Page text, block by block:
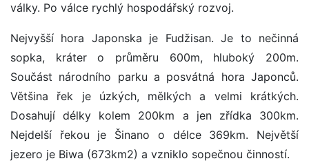
války. Po válce rychlý hospodářský rozvoj.
Nejvyšší hora Japonska je Fudžisan. Je to nečinná
sopka, kráter o průměru 600m, hluboký 200m.
Součást národního parku a posvátná hora Japonců.
Většina řek je úzkých, mělkých a velmi krátkých.
Dosahují délky kolem 200km a jen zřídka 300km.
Nejdelší řekou je Šinano o délce 369km. Největší
jezero je Biwa (673km2) a vzniklo sopečnou činností.